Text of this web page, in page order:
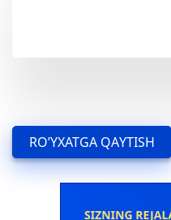
RO’YXATGA QAYTISH